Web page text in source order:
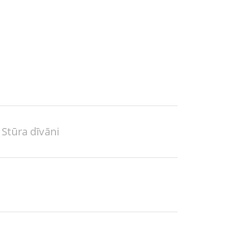
Stūra dīvāni